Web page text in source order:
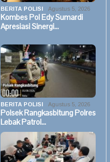
BERITA POLISI Agustus 5, 2026
Kombes Pol Edy Sumardi
Apresiasi Sinergi…
BERITA POLISI Agustus 5, 2026
Polsek Rangkasbitung Polres
Lebak Patrol…